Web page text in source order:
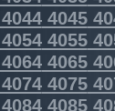
4045
4055
4065
4075
4085